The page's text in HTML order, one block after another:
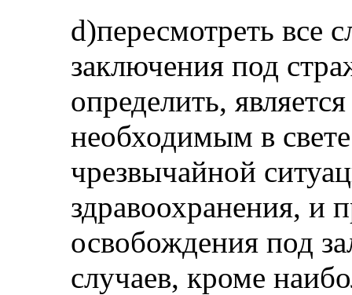
d)пересмотреть все
заключения под
определить,
необходимым в
чрезвычайной
здравоохранения, и
освобождения под
случаев, кроме